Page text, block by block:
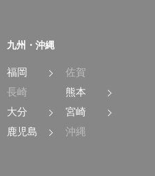
九州・沖縄
福岡
佐賀
長崎
熊本
大分
宮崎
鹿児島
沖縄